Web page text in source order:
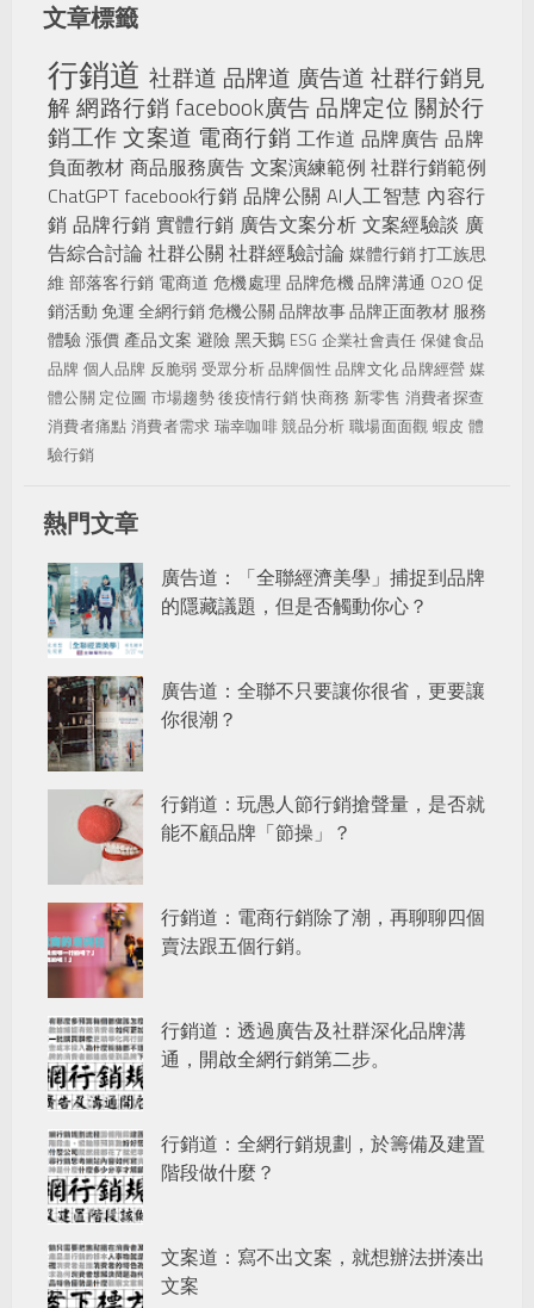
文章標籤
行銷道 社群道 品牌道 廣告道 社群行銷見
解網路行銷 facebook廣告 品牌定位關於行
銷工作文案道 電商行銷 工作道 品牌廣告 品牌
負面教材 商品服務廣告 文案演練範例 社群行銷範例
ChatGPT facebook行銷 品牌公關 AI人工智慧 內容行
銷 品牌行銷 實體行銷 廣告文案分析 文案經驗談 廣
告綜合討論 社群公關 社群經驗討論 媒體行銷打工族思
維部落客行銷 電商道 危機處理品牌危機品牌溝通 O2O促
銷活動免運全網行銷危機公關品牌故事品牌正面教材服務
體驗漲價產品文案 避險黑天鵝 ESG 企業社會責任 保健食品
品牌 個人品牌 反脆弱 受眾分析品牌個性品牌文化品牌經營 媒
體公關 定位圖 市場趨勢後疫情行銷快商務 新零售 消費者探查
消費者痛點 消費者需求 瑞幸咖啡競品分析 職場面面觀 蝦皮 體
驗行銷
熱門文章
廣告道：「全聯經濟美學」捕捉到品牌
的隱藏議題，但是否觸動你心？
廣告道：全聯不只要讓你很省，更要讓
你很潮？
行銷道：玩愚人節行銷搶聲量，是否就
能不顧品牌「節操」？
行銷道：電商行銷除了潮，再聊聊四個
賣法跟五個行銷。
行銷道：透過廣告及社群深化品牌溝
通，開啟全網行銷第二步。
行銷道：全網行銷規劃，於籌備及建置
階段做什麼？
文案道：寫不出文案，就想辦法拼湊出
文案